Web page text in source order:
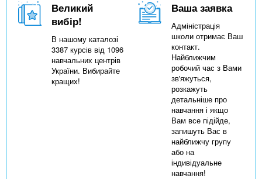
Великий
вибір!
В нашому каталозі
3387 курсів від 1096
навчальних центрів
України. Вибирайте
кращих!
Ваша заявка
Адміністрація
школи отримає Ваш
контакт.
Найближчим
робочий час з Вами
зв'яжуться,
розкажуть
детальніше про
навчання і якщо
Вам все підійде,
запишуть Вас в
найближчу групу
або на
індивідуальне
навчання!